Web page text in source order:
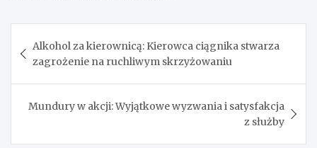
wpisu
Alkohol za kierownicą: Kierowca ciągnika stwarza
zagrożenie na ruchliwym skrzyżowaniu
Mundury w akcji: Wyjątkowe wyzwania i satysfakcja
z służby